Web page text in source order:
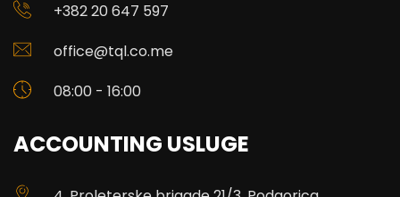
+382 20 647 597
office@tql.co.me
08:00 - 16:00
ACCOUNTING USLUGE